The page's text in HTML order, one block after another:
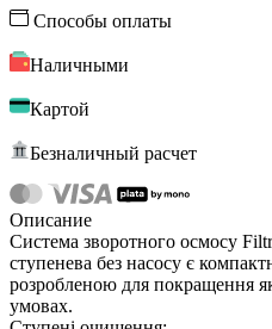
Способы оплаты
Наличными
Картой
Безналичный расчет
Описание
Система зворотного осмосу
ступенева без насосу є
розробленою для покращення
умовах.